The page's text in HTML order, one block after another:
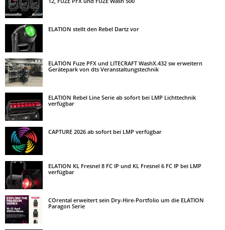
ELATION stellt den Rebel Dartz vor
ELATION Fuze PFX und LITECRAFT WashX.432 sw erweitern
Gerätepark von dts Veranstaltungstechnik
ELATION Rebel Line Serie ab sofort bei LMP Lichttechnik
verfügbar
CAPTURE 2026 ab sofort bei LMP verfügbar
ELATION KL Fresnel 8 FC IP und KL Fresnel 6 FC IP bei LMP
verfügbar
COrental erweitert sein Dry-Hire-Portfolio um die ELATION
Paragon Serie